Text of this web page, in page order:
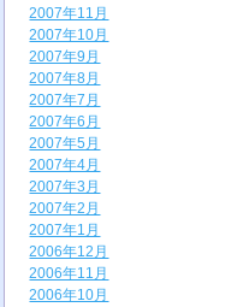
2007年11月
2007年10月
2007年9月
2007年8月
2007年7月
2007年6月
2007年5月
2007年4月
2007年3月
2007年2月
2007年1月
2006年12月
2006年11月
2006年10月